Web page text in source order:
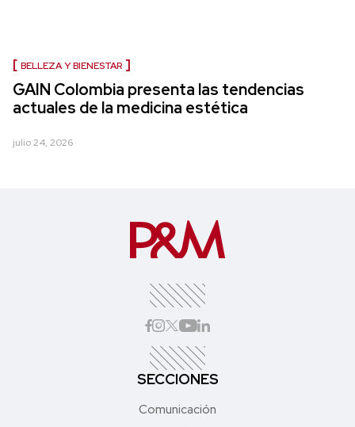
BELLEZA Y BIENESTAR
GAIN Colombia presenta las tendencias
actuales de la medicina estética
julio 24, 2026
SECCIONES
Comunicación